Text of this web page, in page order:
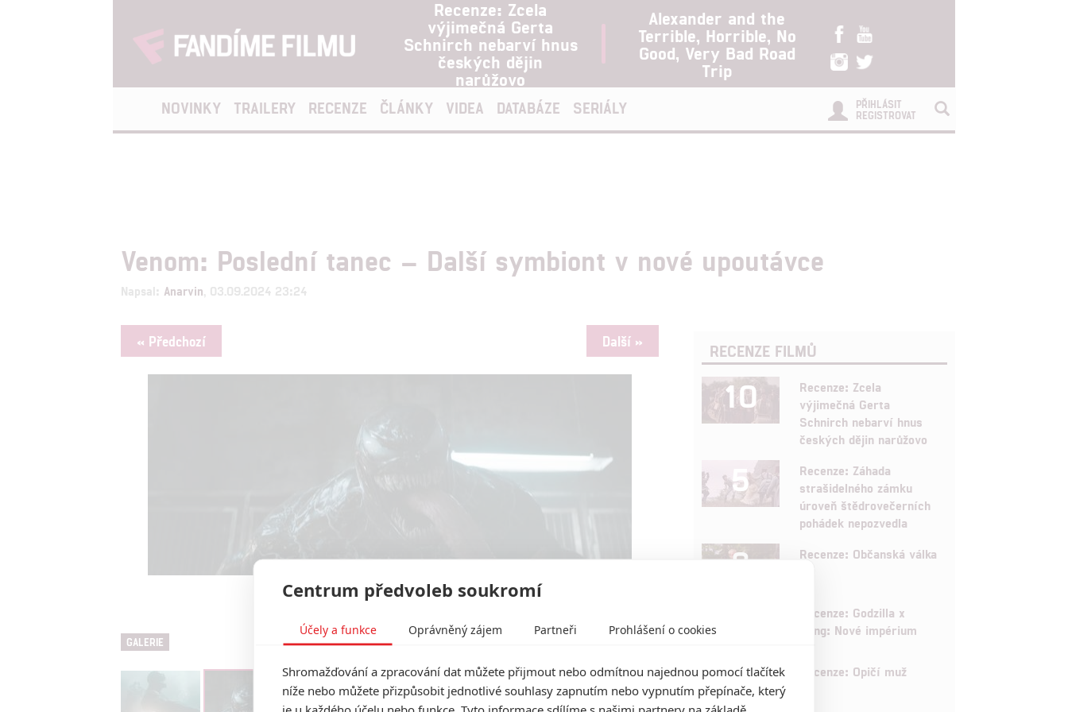
Recenze: Zcela
výjimečná Gerta
Schnirch nebarví hnus
českých dějin
narůžovo
Alexander and the
Terrible, Horrible, No
Good, Very Bad Road
Trip
NOVINKY TRAILERY RECENZE ČLÁNKY VIDEA DATABÁZE SERIÁLY
PŘIHLÁSIT
REGISTROVAT
Venom: Poslední tanec – Další symbiont v nové upoutávce
Napsal: Anarvin , 03.09.2024 23:24
« Předchozí Další »
Venom: Poslední tanec | Fandíme filmu
GALERIE
RECENZE FILMŮ
10
Recenze: Zcela
výjimečná Gerta
Schnirch nebarví hnus
českých dějin narůžovo
5
Recenze: Záhada
strašidelného zámku
úroveň štědrovečerních
pohádek nepozvedla
8 Recenze: Občanská válka
Recenze: Godzilla x
Kong: Nové impérium
8 Recenze: Opičí muž
Centrum předvoleb soukromí
Účely a funkce Oprávněný zájem Partneři Prohlášení o cookies
Shromažďování a zpracování dat můžete přijmout nebo odmítnou najednou pomocí tlačítek
níže nebo můžete přizpůsobit jednotlivé souhlasy zapnutím nebo vypnutím přepínače, který